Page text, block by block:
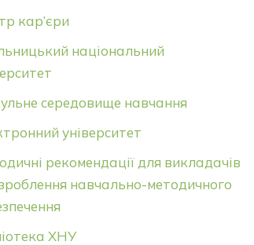
кар’єри
національний
середовище навчання
університет
рекомендації для викладачів
навчально-методичного
ХНУ